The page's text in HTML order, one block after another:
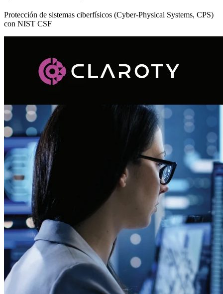
Protección de sistemas ciberfísicos (Cyber-Physical Systems, CPS)
con NIST CSF